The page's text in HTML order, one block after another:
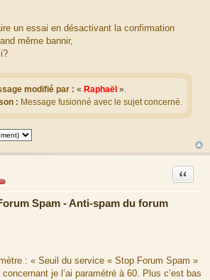
un essai en désactivant la confirmation
même bannir,
modifié par : « Raphaël ».
: Message fusionné avec le sujet concerné.
Spam - Anti-spam du forum
Citation
: « Seuil du service « Stop Forum Spam »
je l’ai paramétré à 60. Plus c’est bas